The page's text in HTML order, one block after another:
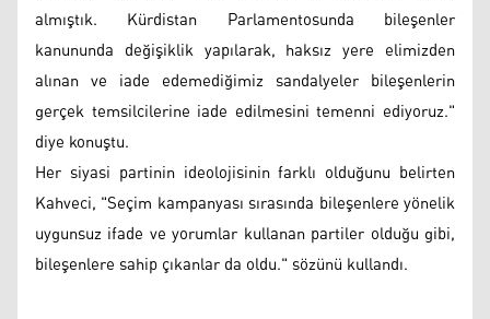
almıştık. Kürdistan Parlamentosunda bileşenler
kanununda değişiklik yapılarak, haksız yere elimizden
alınan ve iade edemediğimiz sandalyeler bileşenlerin
gerçek temsilcilerine iade edilmesini temenni ediyoruz."
diye konuştu.
Her siyasi partinin ideolojisinin farklı olduğunu belirten
Kahveci, "Seçim kampanyası sırasında bileşenlere yönelik
uygunsuz ifade ve yorumlar kullanan partiler olduğu gibi,
bileşenlere sahip çıkanlar da oldu." sözünü kullandı.